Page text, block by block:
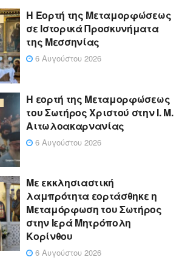
Η Εορτή της Μεταμορφώσεως
σε Ιστορικά Προσκυνήματα
της Μεσσηνίας
6 Αυγούστου 2026
Η εορτή της Μεταμορφώσεως
του Σωτήρος Χριστού στην Ι. Μ.
Αιτωλοακαρνανίας
6 Αυγούστου 2026
Με εκκλησιαστική
λαμπρότητα εορτάσθηκε η
Μεταμόρφωση του Σωτήρος
στην Ιερά Μητρόπολη
Κορίνθου
6 Αυγούστου 2026